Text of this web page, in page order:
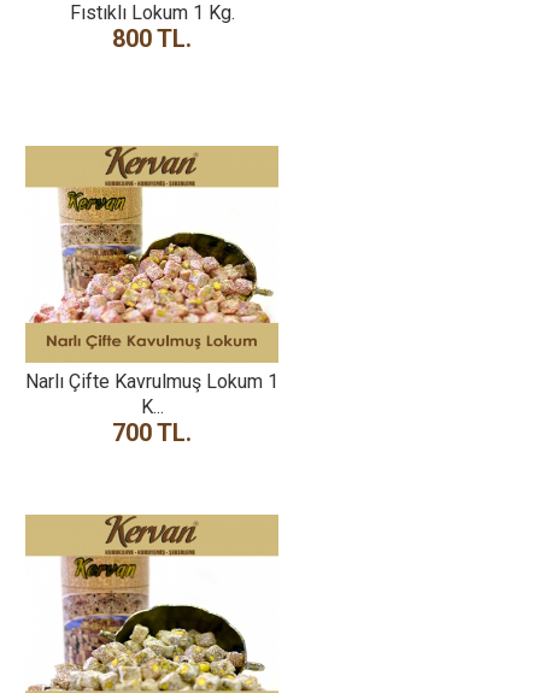
Fıstıklı Lokum 1 Kg.
800 TL.
Narlı Çifte Kavrulmuş Lokum 1
K...
700 TL.